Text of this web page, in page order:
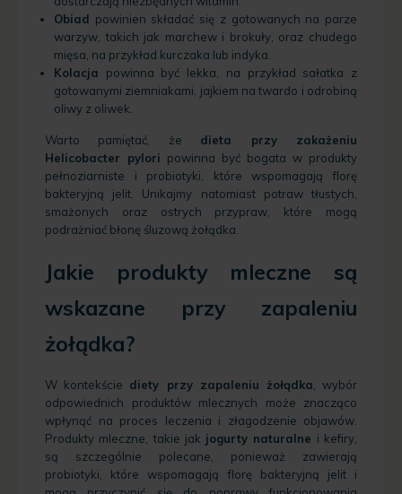
Obiad powinien składać się z gotowanych na parze
warzyw, takich jak marchew i brokuły, oraz chudego
mięsa, na przykład kurczaka lub indyka.
Kolacja powinna być lekka, na przykład sałatka z
gotowanymi ziemniakami, jajkiem na twardo i odrobiną
oliwy z oliwek.
Warto pamiętać, że dieta przy zakażeniu
Helicobacter pylori powinna być bogata w produkty
pełnoziarniste i probiotyki, które wspomagają florę
bakteryjną jelit. Unikajmy natomiast potraw tłustych,
smażonych oraz ostrych przypraw, które mogą
podrażniać błonę śluzową żołądka.
Jakie produkty mleczne są
wskazane przy zapaleniu
żołądka?
W kontekście diety przy zapaleniu żołądka, wybór
odpowiednich produktów mlecznych może znacząco
wpłynąć na proces leczenia i złagodzenie objawów.
Produkty mleczne, takie jak jogurty naturalne i kefiry,
są szczególnie polecane, ponieważ zawierają
probiotyki, które wspomagają florę bakteryjną jelit i